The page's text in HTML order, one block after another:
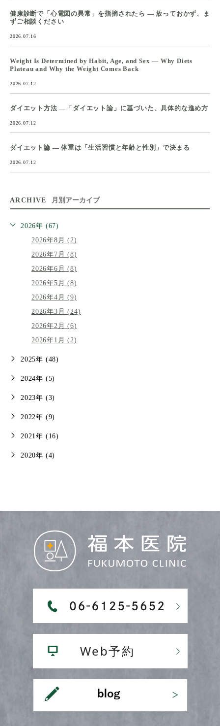
健康診断で「心電図の異常」を指摘されたら ― 放っておかず、ま
ずご相談ください
2026.07.16
Weight Is Determined by Habit, Age, and Sex — Why Diets
Plateau and Why the Weight Comes Back
2026.07.12
ダイエット方法 ―「ダイエット論」に基づいた、具体的な進め方
2026.07.12
ダイエット論 ― 体重は「生活習慣と年齢と性別」で決まる
2026.07.12
ARCHIVE 月別アーカイブ
2026年 (67)
2026年8月 (2)
2026年7月 (8)
2026年6月 (8)
2026年5月 (8)
2026年4月 (9)
2026年3月 (24)
2026年2月 (6)
2026年1月 (2)
2025年 (48)
2024年 (5)
2023年 (3)
2022年 (9)
2021年 (16)
2020年 (4)